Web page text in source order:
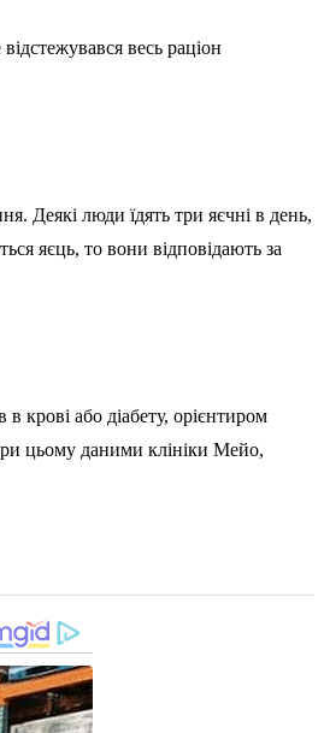
весь раціон
Деякі люди їдять три яєчні в день,
яєць, то вони відповідають за
крові або діабету, орієнтиром
цьому даними клініки Мейо,